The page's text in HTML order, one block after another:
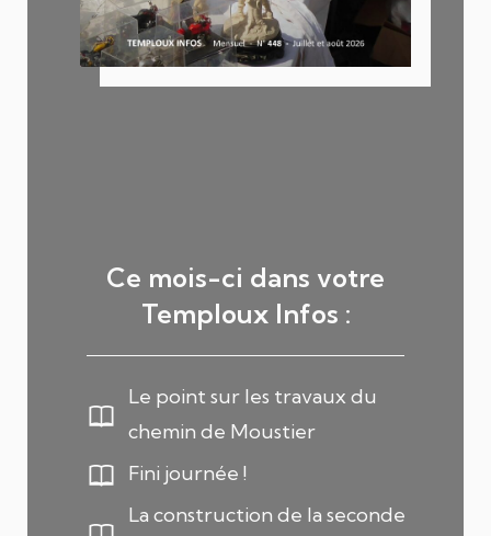
Ce mois-ci dans votre
Temploux Infos :
Le point sur les travaux du
chemin de Moustier
Fini journée !
La construction de la seconde